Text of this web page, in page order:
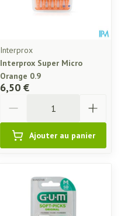
Interprox
Interprox Super Micro
Orange 0.9
6,50 €
Ajouter au panier